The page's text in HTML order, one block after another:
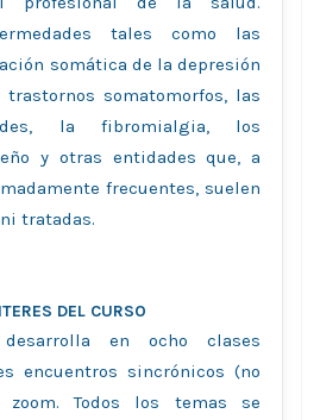
tales como las
somática de la depresión
somatomorfos, las
la fibromialgia, los
y otras entidades que, a
frecuentes, suelen
tratadas.
DEL CURSO
en ocho clases
encuentros sincrónicos (no
zoom. Todos los temas se